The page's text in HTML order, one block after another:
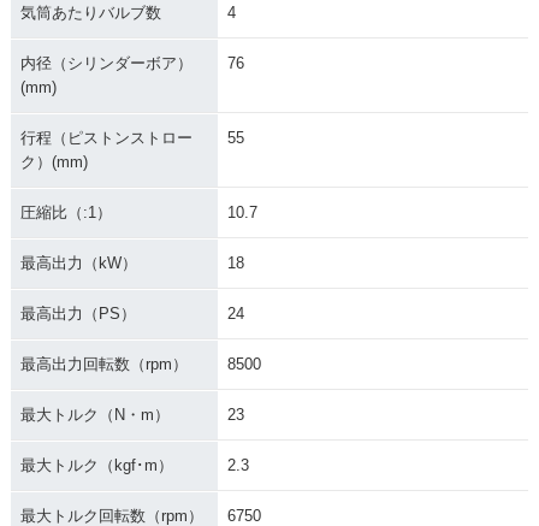
気筒あたりバルブ数 4
内径（シリンダーボア）
(mm)
76
行程（ピストンストロー
ク）(mm)
55
圧縮比（:1） 10.7
最高出力（kW） 18
最高出力（PS） 24
最高出力回転数（rpm） 8500
最大トルク（N・m） 23
最大トルク（kgf･m） 2.3
最大トルク回転数（rpm） 6750